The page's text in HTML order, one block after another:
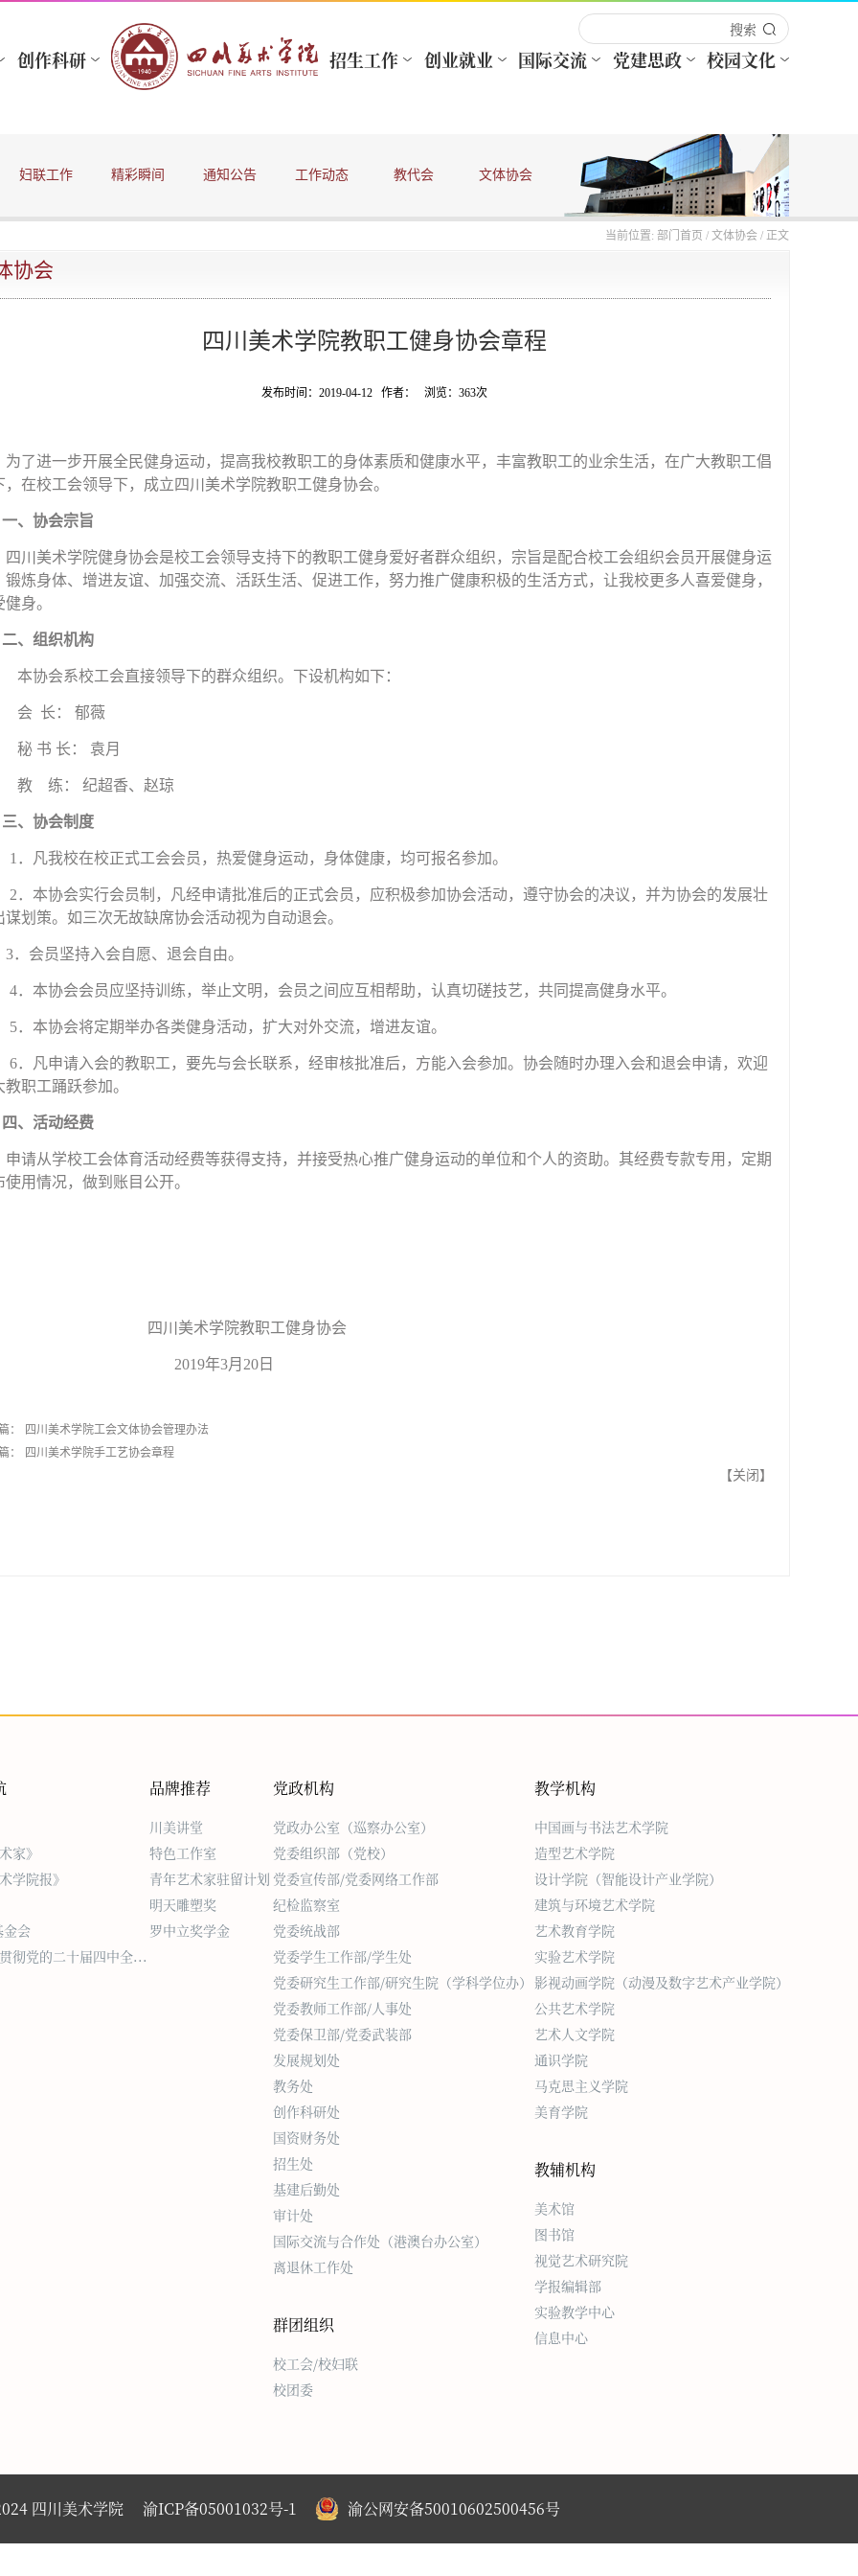
妇联工作 精彩瞬间 通知公告 工作动态 教代会 文体协会 法律法规
当前位置: 部门首页 / 文体协会 / 正文
协会
四川美术学院教职工健身协会章程
发布时间：2019-04-12 作者： 浏览： 363次
为了进一步开展全民健身运动，提高我校教职工的身体素质和健康水平，丰富教职工的业余生活，在广大教职工倡
，在校工会领导下，成立四川美术学院教职工健身协会。
一、协会宗旨
四川美术学院健身协会是校工会领导支持下的教职工健身爱好者群众组织，宗旨是配合校工会组织会员开展健身运
锻炼身体、增进友谊、加强交流、活跃生活、促进工作，努力推广健康积极的生活方式，让我校更多人喜爱健身，
健身。
二、组织机构
本协会系校工会直接领导下的群众组织。下设机构如下：
会 长： 郁薇
秘 书 长： 袁月
教 练： 纪超香、赵琼
三、协会制度
1 ．凡我校在校正式工会会员，热爱健身运动，身体健康，均可报名参加。
2 ．本协会实行会员制，凡经申请批准后的正式会员，应积极参加协会活动，遵守协会的决议，并为协会的发展壮
谋划策。如三次无故缺席协会活动视为自动退会。
3．会员坚持入会自愿、退会自由。
4．本协会会员应坚持训练，举止文明，会员之间应互相帮助，认真切磋技艺，共同提高健身水平。
5．本协会将定期举办各类健身活动，扩大对外交流，增进友谊。
6．凡申请入会的教职工，要先与会长联系，经审核批准后，方能入会参加。协会随时办理入会和退会申请，欢迎
教职工踊跃参加。
四、活动经费
申请从学校工会体育活动经费等获得支持，并接受热心推广健身运动的单位和个人的资助。其经费专款专用，定期
使用情况，做到账目公开。
四川美术学院教职工健身协会
2019年3月20日
：
四川美术学院工会文体协会管理办法
：
四川美术学院手工艺协会章程
【关闭 】